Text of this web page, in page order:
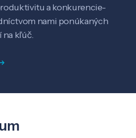
Kontakt
a konkurencie-
nami ponúkaných
na kľúč.